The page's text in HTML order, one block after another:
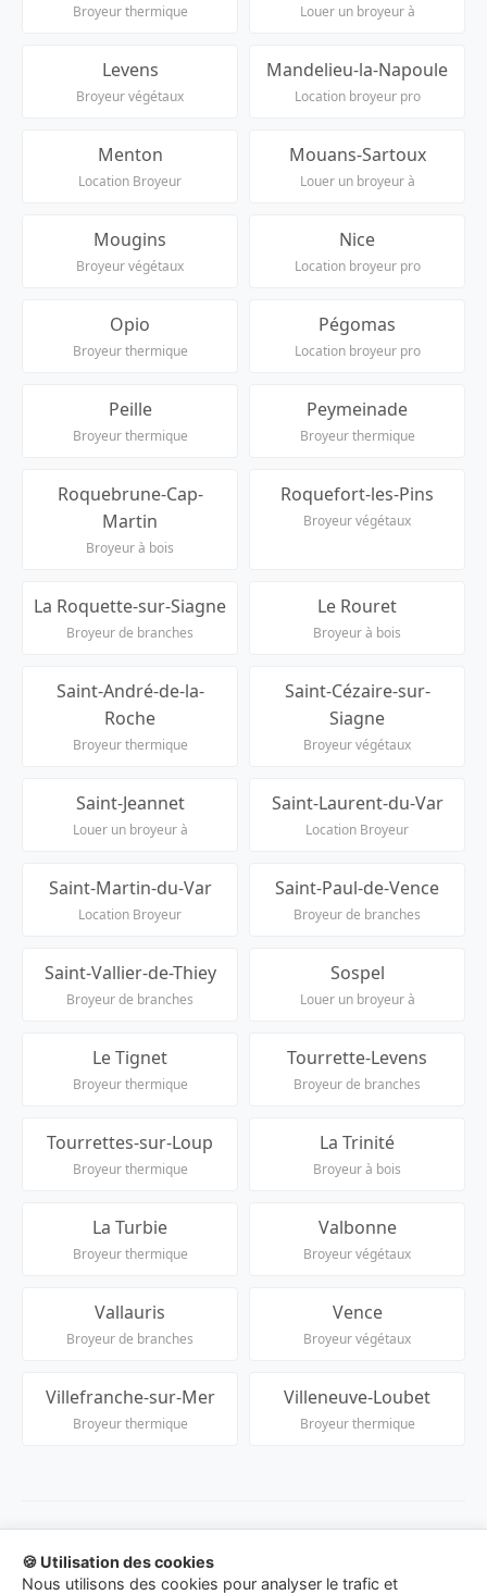
Broyeur thermique Louer un broyeur à
Levens
Broyeur végétaux
Mandelieu-la-Napoule
Location broyeur pro
Menton
Location Broyeur
Mouans-Sartoux
Louer un broyeur à
Mougins
Broyeur végétaux
Nice
Location broyeur pro
Opio
Broyeur thermique
Pégomas
Location broyeur pro
Peille
Broyeur thermique
Peymeinade
Broyeur thermique
Roquebrune-Cap-
Martin
Broyeur à bois
Roquefort-les-Pins
Broyeur végétaux
La Roquette-sur-Siagne
Broyeur de branches
Le Rouret
Broyeur à bois
Saint-André-de-la-
Roche
Broyeur thermique
Saint-Cézaire-sur-
Siagne
Broyeur végétaux
Saint-Jeannet
Louer un broyeur à
Saint-Laurent-du-Var
Location Broyeur
Saint-Martin-du-Var
Location Broyeur
Saint-Paul-de-Vence
Broyeur de branches
Saint-Vallier-de-Thiey
Broyeur de branches
Sospel
Louer un broyeur à
Le Tignet
Broyeur thermique
Tourrette-Levens
Broyeur de branches
Tourrettes-sur-Loup
Broyeur thermique
La Trinité
Broyeur à bois
La Turbie
Broyeur thermique
Valbonne
Broyeur végétaux
Vallauris
Broyeur de branches
Vence
Broyeur végétaux
Villefranche-sur-Mer
Broyeur thermique
Villeneuve-Loubet
Broyeur thermique
© 2026 Location-Broyeur-Branches.fr - Service de
🍪 Utilisation des cookies
Nous utilisons des cookies pour analyser le trafic et